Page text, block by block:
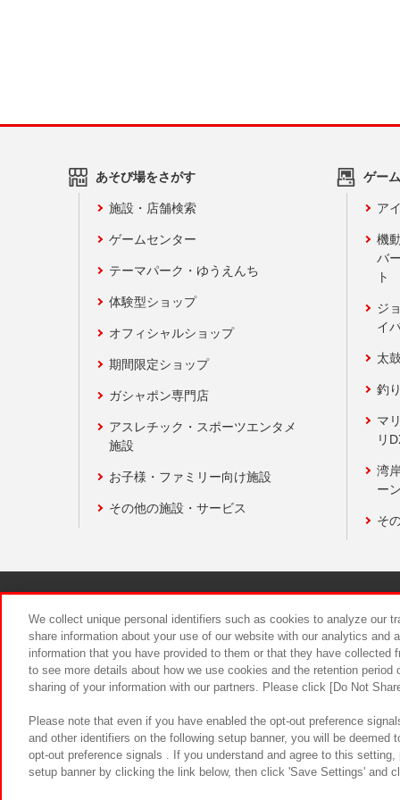
あそび場をさがす
施設・店舗検索
ゲームセンター
テーマパーク・ゆうえんち
体験型ショップ
オフィシャルショップ
期間限定ショップ
ガシャポン専門店
アスレチック・スポーツエンタメ
施設
お子様・ファミリー向け施設
その他の施設・サービス
ゲー
ア
機
バ
ト
ジ
イ
太
釣
マ
リ
湾
ー
そ
食品のご
We collect unique personal identifiers such as cookies to analyze our
share information about your use of our website with our analytics and
information that you have provided to them or that they have
to see more details about how we use cookies and the retention
sharing of your information with our partners. Please click [Do Not
Please note that even if you have enabled the opt-out preference
and other identifiers on the following setup banner, you will be
opt-out preference signals . If you understand and agree to this
setup banner by clicking the link below, then click 'Save Settings' and